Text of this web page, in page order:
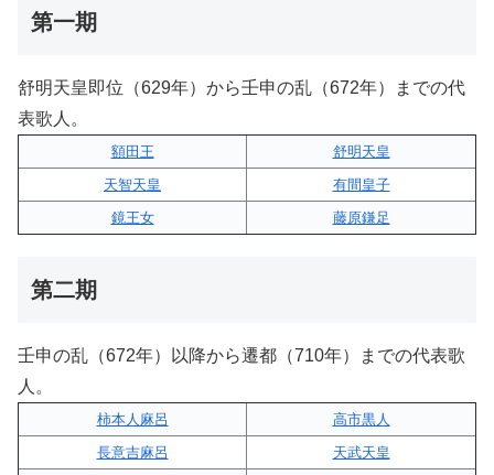
第一期
舒明天皇即位（629年）から壬申の乱（672年）までの代
表歌人。
額田王
舒明天皇
天智天皇
有間皇子
鏡王女
藤原鎌足
第二期
壬申の乱（672年）以降から遷都（710年）までの代表歌
人。
柿本人麻呂
高市黒人
長意吉麻呂
天武天皇